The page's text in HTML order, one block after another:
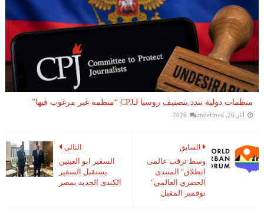
منظمات دولية تندد بتصنيف روسيا لـCPJ “منظمة غير مرغوب فيها”
أيار 26, 2026 undefined
التالي
السفير ابو العينين
يستقبل السفير
الكندى الجديد بمصر
السابق
وسط ترقب عالمى
انطلاق" المنتدى
الحضري العالمي"
نوفمبر المقبل